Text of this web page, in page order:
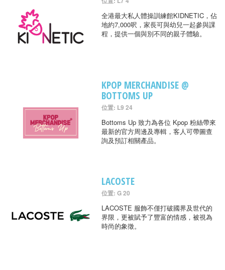
全港最大私人體操訓練館KIDNETIC，佔
地約7,000呎，家長可與幼兒一起參與課
程，提供一個與別不同的親子體驗。
KPOP MERCHANDISE @
BOTTOMS UP
位置: L9 24
Bottoms Up 致力為各位 Kpop 粉絲帶來
最新的官方周邊及專輯，客人可帶圖查
詢及預訂相關產品。
LACOSTE
位置: G 20
LACOSTE 服飾不僅打破國界及世代的
界限，更被賦予了豐富的情感，被視為
時尚的象徵。